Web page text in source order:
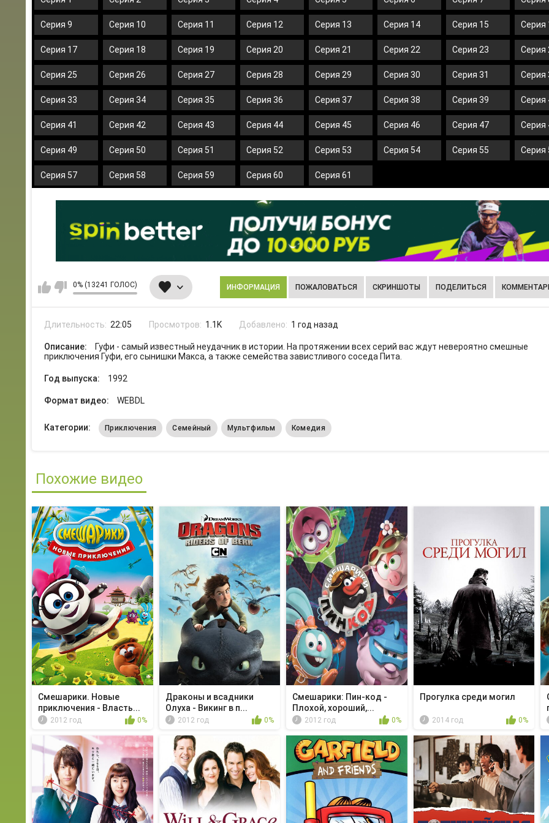
Серия 9 Серия 10 Серия 11 Серия 12 Серия 13 Серия 14 Серия 15 Серия
Серия 17 Серия 18 Серия 19 Серия 20 Серия 21 Серия 22 Серия 23 Серия
Серия 25 Серия 26 Серия 27 Серия 28 Серия 29 Серия 30 Серия 31 Серия
Серия 33 Серия 34 Серия 35 Серия 36 Серия 37 Серия 38 Серия 39 Серия
Серия 41 Серия 42 Серия 43 Серия 44 Серия 45 Серия 46 Серия 47 Серия
Серия 49 Серия 50 Серия 51 Серия 52 Серия 53 Серия 54 Серия 55 Серия
Серия 57 Серия 58 Серия 59 Серия 60 Серия 61
0% (13241 ГОЛОС) ИНФОРМАЦИЯ ПОЖАЛОВАТЬСЯ СКРИНШОТЫ ПОДЕЛИТЬСЯ
Длительность: 22:05 Просмотров: 1.1K Добавлено: 1 год назад
Описание:
Гуфи - самый известный неудачник в истории. На протяжении всех серий вас ждут невероятно смешные
приключения Гуфи, его сынишки Макса, а также семейства завистливого соседа Пита.
Год выпуска: 1992
Формат видео: WEBDL
Категории: Приключения Семейный Мультфильм Комедия
Похожие видео
Смешарики. Новые
приключения - Власть...
2012 год 0%
Драконы и всадники
Олуха - Викинг в п...
2012 год 0%
Смешарики: Пин-код -
Плохой, хороший,...
2012 год 0%
Прогулка среди могил
2014 год 0%